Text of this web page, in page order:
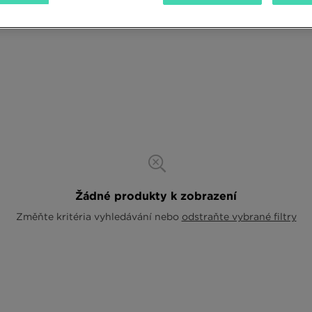
Žádné produkty k zobrazení
Změňte kritéria vyhledávání nebo odstraňte vybrané filtry